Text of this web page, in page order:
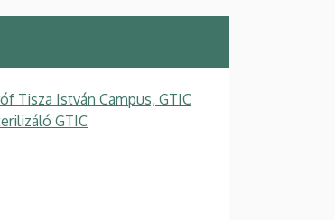
Tisza István Campus, GTIC
GTIC